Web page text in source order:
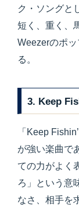
ク・ソングと
短く、重く、
Weezerのポ
る。
3. Keep
「Keep
が強い楽曲で
ての力がよく
ろ」という意
なさ、相手を